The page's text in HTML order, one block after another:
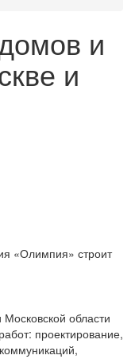
и
и
«Олимпия» строит
области
проектирование,